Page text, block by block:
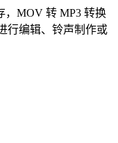
，MOV 转 MP3 转换
行编辑、铃声制作或